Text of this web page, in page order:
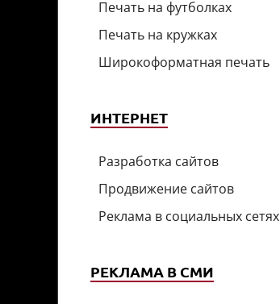
Печать на футболках
Печать на кружках
Широкоформатная печать
ИНТЕРНЕТ
Разработка сайтов
Продвижение сайтов
Реклама в социальных сетях
РЕКЛАМА В СМИ